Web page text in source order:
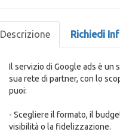
Descrizione Richiedi
Il servizio di Google ads è un
sua rete di partner, con lo
puoi:
- Scegliere il formato, il
visibilità o la fidelizzazione.